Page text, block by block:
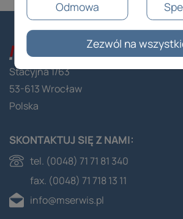
SKONTAKTUJ SIĘ Z NAMI:
tel. (0048) 71 71 81 340
fax. (0048) 71 718 13 11
info@mserwis.pl
Stacyjna 1/63
53-613 Wrocław
Polska
Odmowa
Zezwól na